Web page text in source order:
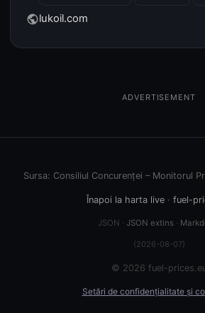
publiclukoil.com
ADVERTISEMENT
Sursa: Consiliul Concurenței – Monitorul
Înapoi la harta live· fuel-
JSON · JSON extins·
(2026-08-07)
© 2026 fuel-
Setări de confidențialitate și